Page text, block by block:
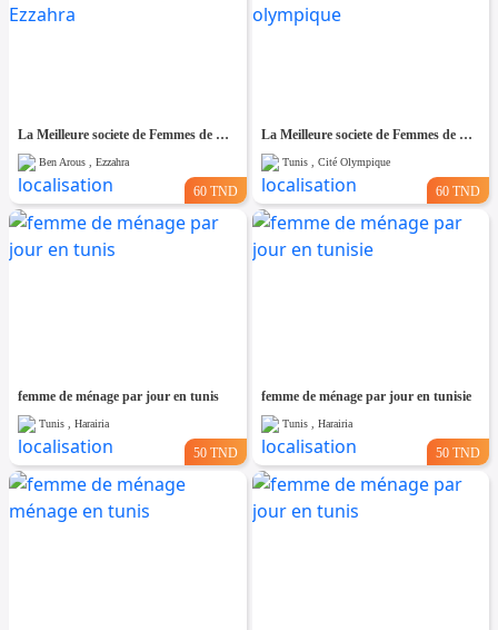
La Meilleure societe de Femmes de Ménage A Ezzahra
Ben Arous , Ezzahra
60 TND
La Meilleure societe de Femmes de Ménage A cité olympique
Tunis , Cité Olympique
60 TND
femme de ménage par jour en tunis
Tunis , Harairia
50 TND
femme de ménage par jour en tunisie
Tunis , Harairia
50 TND